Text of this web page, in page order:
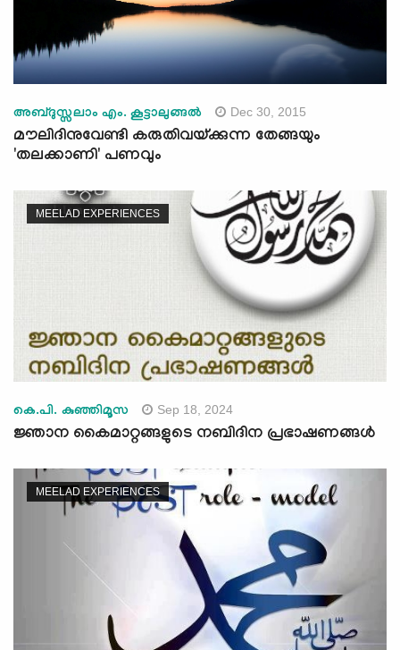
അബ്ദുസ്സലാം എം. കൂട്ടാലുങ്ങല്‍ Dec 30, 2015
മൗലിദിനുവേണ്ടി കരുതിവയ്ക്കുന്ന തേങ്ങയും
'തലക്കാണി' പണവും
MEELAD EXPERIENCES
കെ.പി. കുഞ്ഞിമൂസ Sep 18, 2024
ജ്ഞാന കൈമാറ്റങ്ങളുടെ നബിദിന പ്രഭാഷണങ്ങള്‍
MEELAD EXPERIENCES